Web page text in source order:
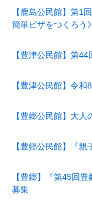
【鹿島公民館】第1
簡単ピザをつくろう》
【豊津公民館】第
【豊津公民館】令
【豊郷公民館】大
【豊郷公民館】『
【豊郷】『第45回
募集